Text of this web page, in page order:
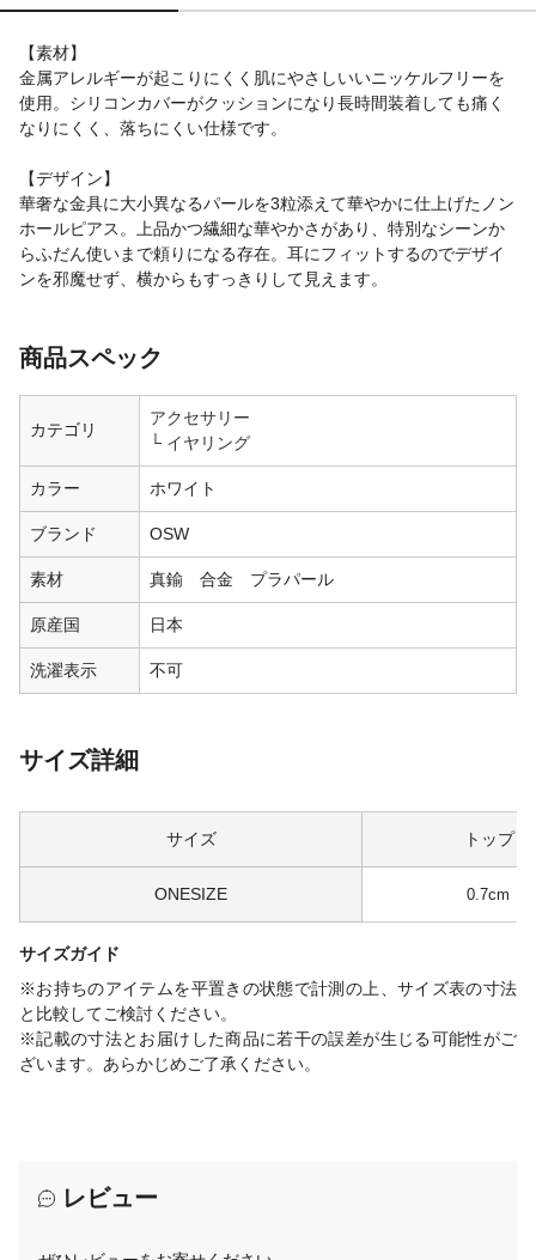
【素材】
金属アレルギーが起こりにくく肌にやさしいいニッケルフリーを
使用。シリコンカバーがクッションになり長時間装着しても痛く
なりにくく、落ちにくい仕様です。
【デザイン】
華奢な金具に大小異なるパールを3粒添えて華やかに仕上げたノン
ホールピアス。上品かつ繊細な華やかさがあり、特別なシーンか
らふだん使いまで頼りになる存在。耳にフィットするのでデザイ
ンを邪魔せず、横からもすっきりして見えます。
商品スペック
カテゴリ
アクセサリー
イヤリング
カラー ホワイト
ブランド OSW
素材 真鍮 合金 プラパール
原産国 日本
洗濯表示 不可
サイズ詳細
サイズ トップ
ONESIZE 0.7cm
サイズガイド
※お持ちのアイテムを平置きの状態で計測の上、サイズ表の寸法
と比較してご検討ください。
※記載の寸法とお届けした商品に若干の誤差が生じる可能性がご
ざいます。あらかじめご了承ください。
レビュー